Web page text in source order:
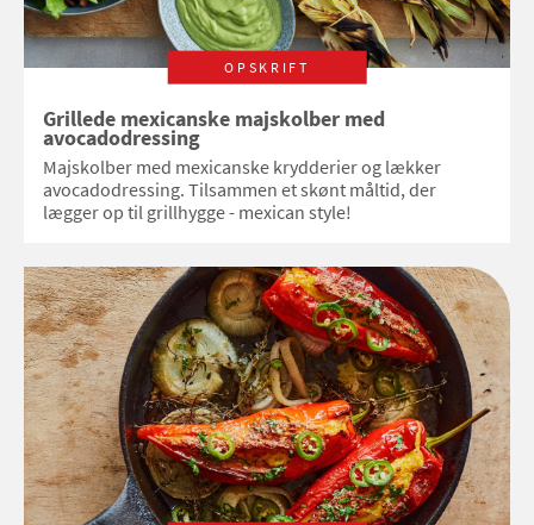
OPSKRIFT
Grillede mexicanske majskolber med
avocadodressing
Majskolber med mexicanske krydderier og lækker
avocadodressing. Tilsammen et skønt måltid, der
lægger op til grillhygge - mexican style!